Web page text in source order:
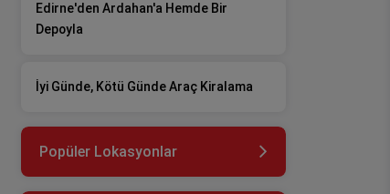
Edirne'den Ardahan'a Hemde Bir
Depoyla
İyi Günde, Kötü Günde Araç Kiralama
Popüler Lokasyonlar